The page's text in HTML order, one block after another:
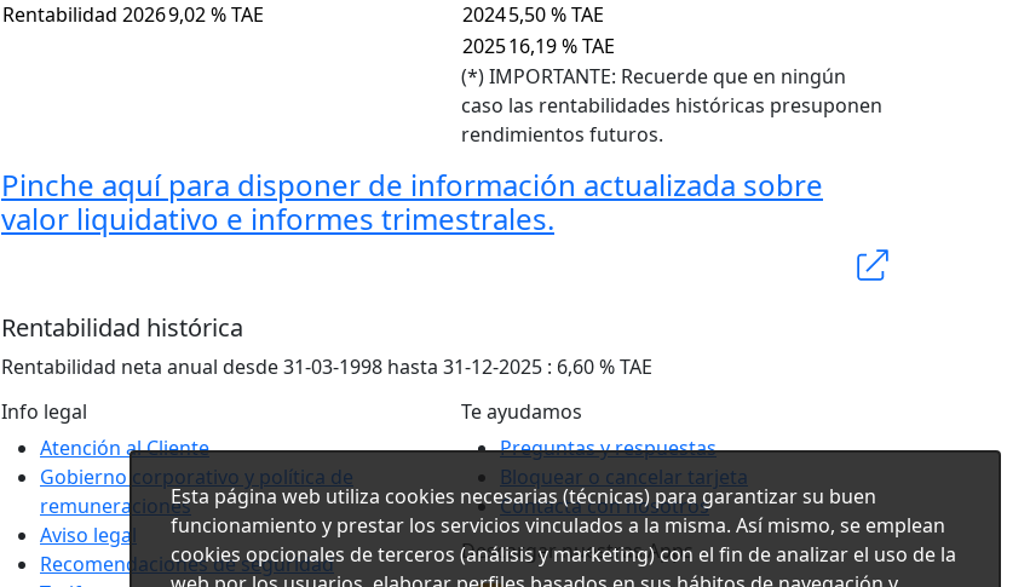
Rentabilidad 20269,02 % TAE
20245,50 % TAE
202516,19 % TAE
(*) IMPORTANTE: Recuerde que en ningún
caso las rentabilidades históricas presuponen
rendimientos futuros.
Pinche aquí para disponer de información actualizada sobre
valor liquidativo e informes trimestrales.
Rentabilidad histórica
Rentabilidad neta anual desde 31-03-1998 hasta 31-12-2025 : 6,60 % TAE
Info legal
Atención al Cliente
Gobierno corporativo y política de
remuneraciones
Aviso legal
Recomendaciones de seguridad
Te ayudamos
Preguntas y respuestas
Bloquear o cancelar tarjeta
Contacta con nosotros
Descargar nuestras Apps
Esta página web utiliza cookies necesarias (técnicas) para garantizar su buen
funcionamiento y prestar los servicios vinculados a la misma. Así mismo, se emplean
cookies opcionales de terceros (análisis y marketing) con el fin de analizar el uso de la